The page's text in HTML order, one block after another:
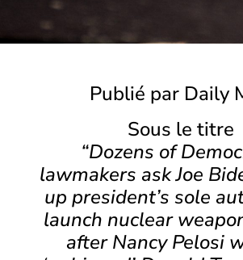
Publié par Daily
Sous le titre
“Dozens of
lawmakers ask Joe
up president’s sole
launch nuclear
after Nancy Pelosi